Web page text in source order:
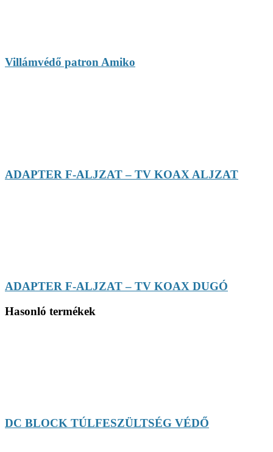
Villámvédő patron Amiko
ADAPTER F-ALJZAT – TV KOAX ALJZAT
ADAPTER F-ALJZAT – TV KOAX DUGÓ
Hasonló termékek
DC BLOCK TÚLFESZÜLTSÉG VÉDŐ